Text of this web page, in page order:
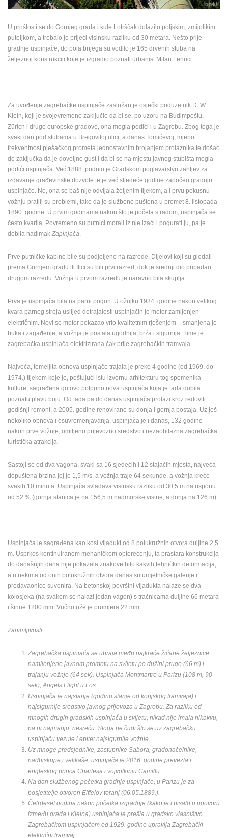
NAJNOVIJE KAMERE
UŽIVO 0 GLEDATELJ(A)
MRKOPALJ
UŽIVO
VRBOSKA
NAJBOLJE S WEBA GRADOVI I MJESTA
HD - OKRETNE KAMERE GRADILIŠTA SKIJANJE I SNIJEG
PLAŽE MARINE I LUČICE ZOO
U prošlosti se do Gornjeg grada i kule Lotrščak dolazilo poljskim, zmijolikim
puteljkom, a trebalo je prijeći visinsku razliku od 30 metara. Nešto prije
gradnje uspinjače, do pola brijega su vodilo je 165 drvenih stuba na
željeznoj konstrukciji koje je izgradio poznati urbanist Milan Lenuci.
Za uvođenje zagrebačke uspinjače zaslužan je osječki poduzetnik D. W.
Klein, koji je svojevremeno zaključio da bi se, po uzoru na Budimpeštu,
Zürich i druge europske gradove, ona mogla podići i u Zagrebu. Zbog toga je
svaki dan pod stubama u Bregovitoj ulici, a danas Tomićevoj, mjerio
frekventnost pješačkog prometa jednostavnim brojanjem prolaznika te došao
do zaključka da je dovoljno gust i da bi se na mjestu javnog stubišta mogla
podići uspinjača. Već 1888. podnio je Gradskom poglavarstvu zahtjev za
izdavanje građevinske dozvole te je već sljedeće godine započeo gradnju
uspinjače. No, ona se baš nije odvijala željenim tijekom, a i prvu pokusnu
vožnju pratili su problemi, tako da je službeno puštena u promet 8. listopada
1890. godine. U prvim godinama nakon što je počela s radom, uspinjača se
često kvarila. Povremeno su putnici morali iz nje izaći i pogurati ju, pa je
dobila nadimak Zapinjača.
Prve putničke kabine bile su podjeljene na razrede. Dijelovi koji su gledali
prema Gornjem gradu ili Ilici su bili prvi razred, dok je srednji dio pripadao
drugom razredu. Vožnja u prvom razredu je naravno bila skuplja.
Prva je uspinjača bila na parni pogon. U ožujku 1934. godine nakon velikog
kvara parnog stroja uslijed dotrajalosti uspinjačin je motor zamijenjen
električnim. Novi se motor pokazao vrlo kvalitetnim rješenjem – smanjena je
buka i zagađenje, a vožnja je postala ugodnija, brža i sigurnija. Time je
zagrebačka uspinjača elektrizirana čak prije zagrebačkih tramvaja.
Najveća, temeljita obnova uspinjače trajala je preko 4 godine (od 1969. do
1974.) tijekom koje je, poštujući istu izvornu arhitekturu tog spomenika
kulture, sagrađena gotovo potpuno nova uspinjača koja je tada dobila
poznatu plavu boju. Od tada pa do danas uspinjača prolazi kroz redoviti
godišnji remont, a 2005. godine renovirane su donja i gornja postaja. Uz još
nekoliko obnova i osuvremenjavanja, uspinjača je i danas, 132 godine
nakon prve vožnje, omiljeno prijevozno sredstvo i nezaobilazna zagrebačka
turistička atrakcija.
Sastoji se od dva vagona, svaki sa 16 sjedećih i 12 stajaćih mjesta, najveća
dopuštena brzina joj je 1,5 m/s, a vožnja traje 64 sekunde. a vožnja kreće
svakih 10 minuta. Uspinjača svladava visinsku razliku od 30,5 m na usponu
od 52 % (gornja stanica je na 156,5 m nadmorske visine, a donja na 126 m).
Uspinjača je sagrađena kao kosi vijadukt od 8 polukružnih otvora duljine 2,5
m. Usprkos kontinuiranom mehaničkom opterećenju, ta prastara konstrukcija
do današnjih dana nije pokazala znakove bilo kakvih tehničkih deformacija,
a u nekima od onih polukružnih otvora danas su umjetničke galerije i
prodavaonice suvenira. Na betonskoj površini vijadukta nalaze se dva
kolosjeka (na svakom se nalazi jedan vagon) s tračnicama duljine 66 metara
i širine 1200 mm. Vučno uže je promjera 22 mm.
Zanimljivosti:
Zagrebačka uspinjača se ubraja među najkraće žičane željeznice
namijenjene javnom prometu na svijetu po dužini pruge (66 m) i
trajanju vožnje (64 sek). Uspinjača Montmartre u Parizu (108 m, 90
sek), Angels Flight u Los
Uspinjača je najstarije (godinu starije od konjskog tramvaja) i
najsigurnije sredstvo javnog prijevoza u Zagrebu. Za razliku od
mnogih drugih gradskih uspinjača u svijetu, nikad nije imala nikakvu,
pa ni najmanju, nesreću. Stoga ne čudi što se uz zagrebačku
uspinjaču vezuje i epitet najsigurnije vožnje.
Uz mnoge predsjednike, zastupnike Sabora, gradonačelnike,
nadbiskupe i velikaše, uspinjača je 2016. godine prevezla i
engleskog princa Charlesa i vojvotkinju Camillu.
Na dan službenog početka gradnje uspinjače, u Parizu je za
posjetitelje otvoren Eiffelov toranj (06.05.1889.).
Četrdeset godina nakon početka izgradnje (kako je i pisalo u ugovoru
između grada i Kleina) uspinjača je prešla u gradsko vlasništvo.
Zagrebačkom uspinjačom od 1929. godine upravlja Zagrebački
električni tramvaj.